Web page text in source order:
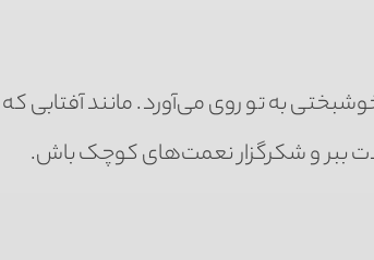
به تو روی می‌آورد. مانند آفتابی
ببر و شکرگزار نعمت‌های کوچک باش.